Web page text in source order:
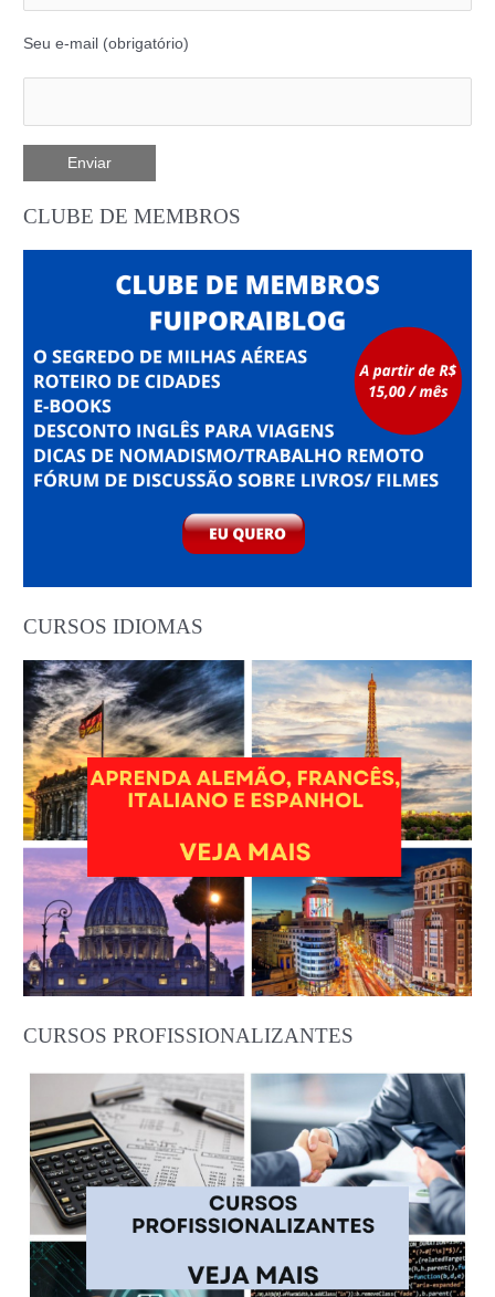
Seu e-mail (obrigatório)
CLUBE DE MEMBROS
CURSOS IDIOMAS
CURSOS PROFISSIONALIZANTES